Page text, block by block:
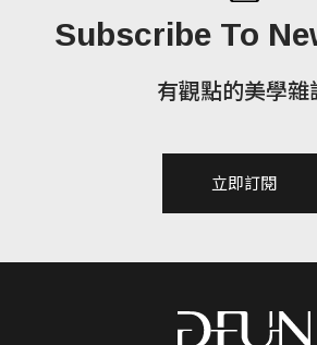
Subscribe To
有觀點的美學雜
立即訂閱